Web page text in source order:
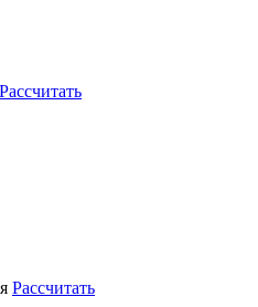
Рассчитать
Рассчитать